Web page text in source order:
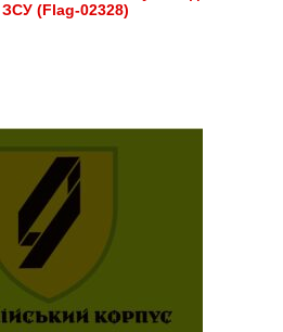
(Flag-02328)